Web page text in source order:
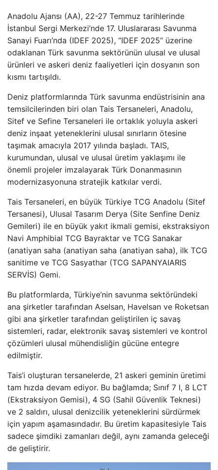
Anadolu Ajansı (AA), 22-27 Temmuz tarihlerinde
İstanbul Sergi Merkezi’nde 17. Uluslararası Savunma
Sanayi Fuarı’nda (IDEF 2025), “IDEF 2025” üzerine
odaklanan Türk savunma sektörünün ulusal ve ulusal
ürünleri ve askeri deniz faaliyetleri için dosyanın son
kısmı tartışıldı.
Deniz platformlarında Türk savunma endüstrisinin ana
temsilcilerinden biri olan Tais Tersaneleri, Anadolu,
Sitef ve Sefine Tersaneleri ile ortaklık yoluyla askeri
deniz inşaat yeteneklerini ulusal sınırların ötesine
taşımak amacıyla 2017 yılında başladı. TAIS,
kurumundan, ulusal ve ulusal üretim yaklaşımı ile
önemli projeler imzalayarak Türk Donanmasının
modernizasyonuna stratejik katkılar verdi.
Tais Tersaneleri, en büyük Türkiye TCG Anadolu (Sitef
Tersanesi), Ulusal Tasarım Derya (Site Senfine Deniz
Gemileri) ile en büyük yakıt ikmali gemisi, ekstraksiyon
Navi Amphibial TCG Bayraktar ve TCG Sanakar
(anatiyan saha (anatiyan saha (anatiyan saha), ilk TCG
sanitime ve TCG Sasyathar (TCG SAPANYAIARIS
SERVİS) Gemi.
Bu platformlarda, Türkiye’nin savunma sektöründeki
ana şirketler tarafından Aselsan, Havelsan ve Roketsan
gibi ana şirketler tarafından geliştirilen iç savaş
sistemleri, radar, elektronik savaş sistemleri ve kontrol
çözümleri ulusal mühendisliğin gücüne entegre
edilmiştir.
Tais’i oluşturan tersanelerde, 21 askeri geminin üretimi
tam hızda devam ediyor. Bu bağlamda; Sınıf 7 I, 8 LCT
(Ekstraksiyon Gemisi), 4 SG (Sahil Güvenlik Teknesi)
ve 2 saldırı, ulusal denizcilik yeteneklerini sürdürmek
için yapım aşamasındadır. Bu üretim kapasitesiyle Tais
sadece şimdiki zamanları değil, aynı zamanda geleceği
de geliştirir.